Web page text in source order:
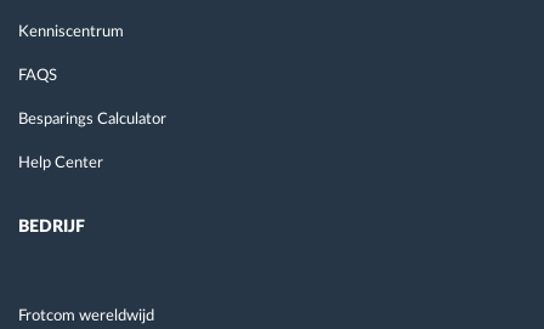
Kenniscentrum
FAQS
Besparings Calculator
Help Center
BEDRIJF
Frotcom wereldwijd